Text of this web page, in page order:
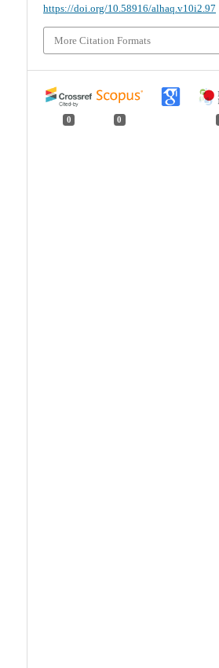
https://doi.org/10.58916/alhaq.v10i2.97
More Citation Formats
0 0